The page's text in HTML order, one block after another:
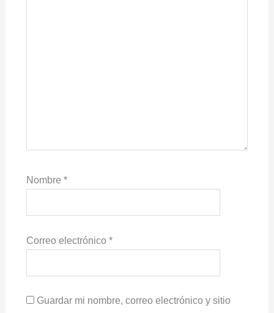
Nombre *
Correo electrónico *
Guardar mi nombre, correo electrónico y sitio